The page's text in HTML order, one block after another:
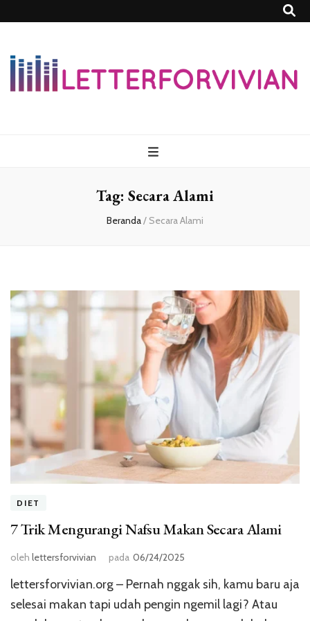
Tag: Secara Alami
Beranda/ Secara Alami
DIET
7 Trik Mengurangi Nafsu Makan Secara Alami
oleh lettersforvivian pada 06/24/2025
lettersforvivian.org – Pernah nggak sih, kamu baru aja
selesai makan tapi udah pengin ngemil lagi? Atau